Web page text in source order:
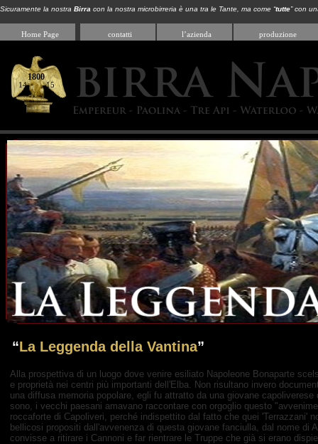
1800
14 15
“La Leggenda della Vantina”
Alla prospettiva di un luogo dove venire esiliato Napoleone Bonaparte
e proprietà nei centri più importanti dell'Elba. Non risultano invero
una diffusa memoria popolare, egli fu attratto da una giovane
sono, i vecchi paesani amavano raccontare con orgoglio questo
roccaforte di Capoliveri, perché indispettito dal fatto che quei 'Terrazzani'
bellicosi propositi dall'avvenenza di questa giovane fanciulla, dal nome di
convisse a ritirare i Cannoni e far rientrare le Truppe che già si erano
Home Page contatti l’azienda produzione
Sicuramente la nostra Birra con la nostra microbirreria è una tra le Tante, ma come “tutte” con